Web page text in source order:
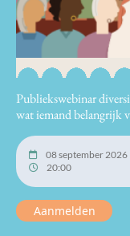
Publiekswebinar
wat iemand belangrijk
08 september 2026
20:00
Aanmelden